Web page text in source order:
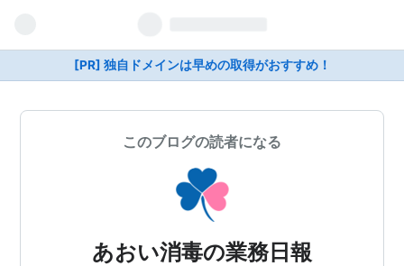
[PR] 独自ドメインは早めの取得がおすすめ！
このブログの読者になる
あおい消毒の業務日報